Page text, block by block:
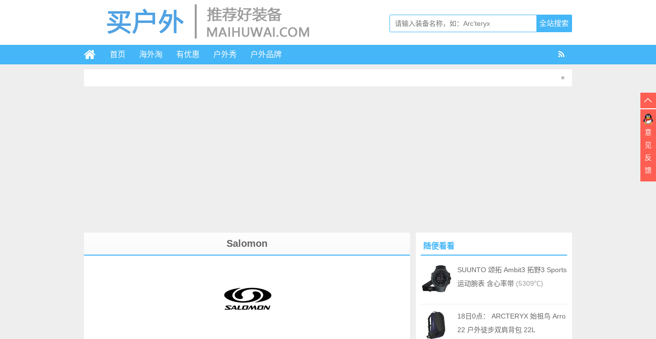
首页 海外淘 有优惠 户外秀 户外品牌
×
Salomon 随便看看
SUUNTO 颂拓 Ambit3 拓野3 Sports
运动腕表 含心率带 (5309℃)
18日0点： ARCTERYX 始祖鸟 Arro
22 户外徒步双肩背包 22L
意
见
反
馈